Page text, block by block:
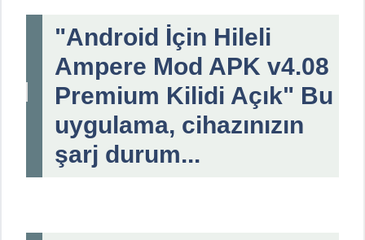
"Android İçin Hileli
Ampere Mod APK v4.08
Premium Kilidi Açık" Bu
uygulama, cihazınızın
şarj durum...